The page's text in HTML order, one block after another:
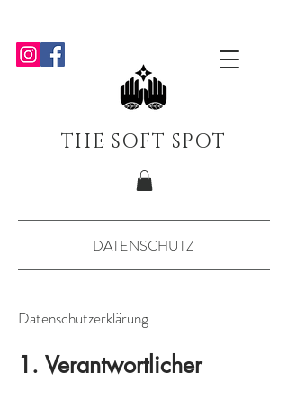
THE SOFT SPOT
DATENSCHUTZ
Datenschutzerklärung
1. Verantwortlicher